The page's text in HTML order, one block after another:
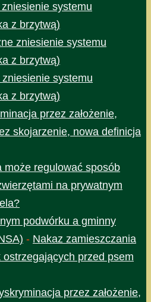
systemu
z brzytwą)
zniesienie systemu
z brzytwą)
systemu
z brzytwą)
przez założenie,
skojarzenie, nowa definicja
może regulować sposób
na prywatnym
podwórku a gminny
- Nakaz zamieszczania
ostrzegających przed psem
przez założenie,